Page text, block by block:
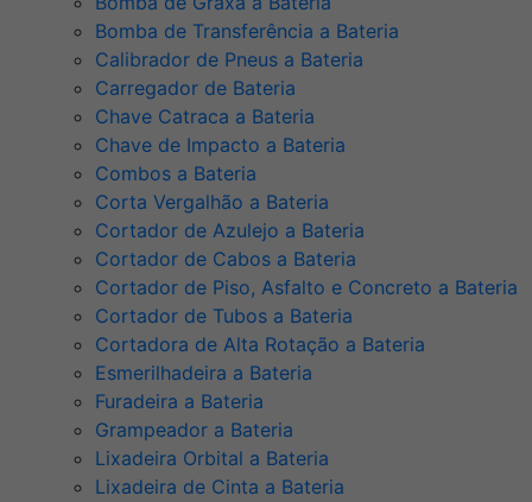
Bomba de Transferência a Bateria
Calibrador de Pneus a Bateria
Carregador de Bateria
Chave Catraca a Bateria
Chave de Impacto a Bateria
Combos a Bateria
Corta Vergalhão a Bateria
Cortador de Azulejo a Bateria
Cortador de Cabos a Bateria
Cortador de Piso, Asfalto e Concreto a Bateria
Cortador de Tubos a Bateria
Cortadora de Alta Rotação a Bateria
Esmerilhadeira a Bateria
Furadeira a Bateria
Grampeador a Bateria
Lixadeira Orbital a Bateria
Lixadeira de Cinta a Bateria